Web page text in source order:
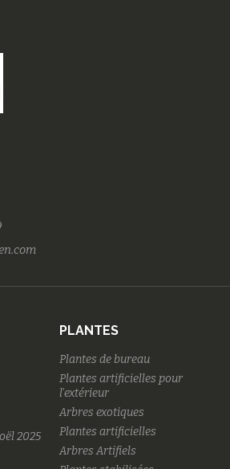
2025
PLANTES
Plantes de bureau
Plantes artificielles pour
l'extérieur
Arbres exotiques
Plantes artificielles
Arbres Artifiels